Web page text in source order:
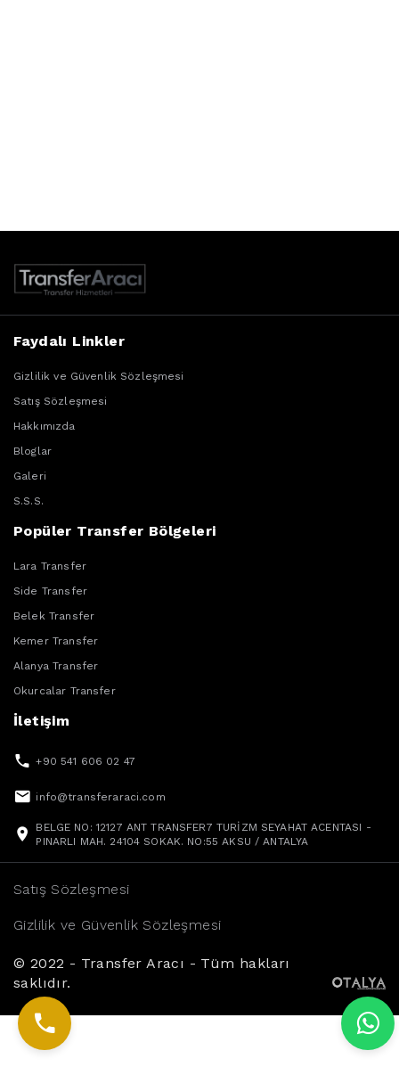
Faydalı Linkler
Gizlilik ve Güvenlik Sözleşmesi
Satış Sözleşmesi
Hakkımızda
Bloglar
Galeri
S.S.S.
Popüler Transfer Bölgeleri
Lara Transfer
Side Transfer
Belek Transfer
Kemer Transfer
Alanya Transfer
Okurcalar Transfer
İletişim
+90 541 606 02 47
info@transferaraci.com
BELGE NO: 12127 ANT TRANSFER7 TURİZM SEYAHAT ACENTASI -
PINARLI MAH. 24104 SOKAK. NO:55 AKSU / ANTALYA
© 2022 - Transfer Aracı - Tüm hakları
saklıdır.
Gizlilik ve Güvenlik Sözleşmesi
Satış Sözleşmesi